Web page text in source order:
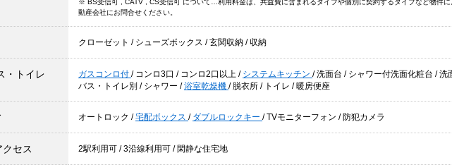
※ BS受信可 , CATV , CS受信可 について…利用料金は、共益費に含まれるタイプや個別に契約するタイプなど物件
動産会社にお問合せください。
クローゼット / シューズボックス /玄関収納 /収納
・トイレ ガスコンロ付 / コンロ3口 / コンロ2口以上 / システムキッチン /洗面台 / シャワー付洗面化粧台 /洗
バス・トイレ別 / シャワー /浴室乾燥機 / 脱衣所 / トイレ / 暖房便座
オートロック /宅配ボックス / ダブルロックキー /TVモニターフォン / 防犯カメラ
クセス 2駅利用可 /3沿線利用可 / 閑静な住宅地